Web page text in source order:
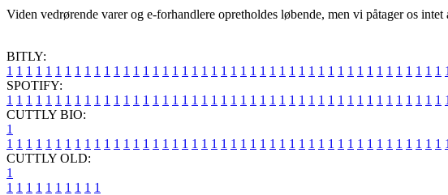
Viden vedrørende varer og e-forhandlere opretholdes løbende, men vi påtager os
BITLY:
1 1 1 1 1 1 1 1 1 1 1 1 1 1 1 1 1 1 1 1 1 1 1 1 1 1 1 1 1 1 1 1 1 1 1 1 1 1 1 1 1 1 1 1 1 1
SPOTIFY:
1 1 1 1 1 1 1 1 1 1 1 1 1 1 1 1 1 1 1 1 1 1 1 1 1 1 1 1 1 1 1 1 1 1 1 1 1 1 1 1 1 1 1 1 1 1
CUTTLY BIO:
1
1 1 1 1 1 1 1 1 1 1 1 1 1 1 1 1 1 1 1 1 1 1 1 1 1 1 1 1 1 1 1 1 1 1 1 1 1 1 1 1 1 1 1 1 1 1
CUTTLY OLD:
1
1 1 1 1 1 1 1 1 1 1